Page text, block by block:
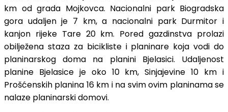
km od grada Mojkovca. Nacionalni park Biogradska
gora udaljen je 7 km, a nacionalni park Durmitor i
kanjon rijeke Tare 20 km. Pored gazdinstva prolazi
obilježena staza za bicikliste i planinare koja vodi do
planinarskog doma na planini Bjelasici. Udaljenost
planine Bjelasice je oko 10 km, Sinjajevine 10 km i
Prošćenskih planina 16 km i na svim ovim planinama se
nalaze planinarski domovi.